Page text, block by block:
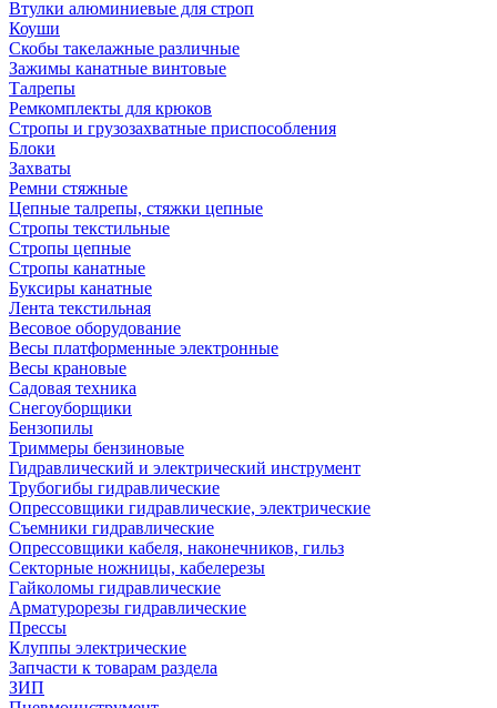
Втулки алюминиевые для строп
Коуши
Скобы такелажные различные
Зажимы канатные винтовые
Талрепы
Ремкомплекты для крюков
Стропы и грузозахватные приспособления
Блоки
Захваты
Ремни стяжные
Цепные талрепы, стяжки цепные
Стропы текстильные
Стропы цепные
Стропы канатные
Буксиры канатные
Лента текстильная
Весовое оборудование
Весы платформенные электронные
Весы крановые
Садовая техника
Снегоуборщики
Бензопилы
Триммеры бензиновые
Гидравлический и электрический инструмент
Трубогибы гидравлические
Опрессовщики гидравлические, электрические
Съемники гидравлические
Опрессовщики кабеля, наконечников, гильз
Секторные ножницы, кабелерезы
Гайколомы гидравлические
Арматурорезы гидравлические
Прессы
Клуппы электрические
Запчасти к товарам раздела
ЗИП